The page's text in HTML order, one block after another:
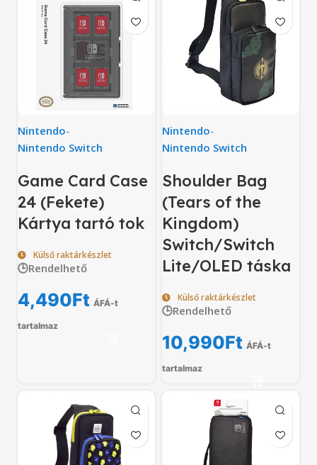
Nintendo-
Nintendo Switch
Game Card Case
24 (Fekete)
Kártya tartó tok
Külső raktárkészlet
🕒Rendelhető
4,490Ft ÁFÁ-t
tartalmaz
Nintendo-
Nintendo Switch
Shoulder Bag
(Tears of the
Kingdom)
Switch/Switch
Lite/OLED táska
Külső raktárkészlet
🕒Rendelhető
10,990Ft ÁFÁ-t
tartalmaz